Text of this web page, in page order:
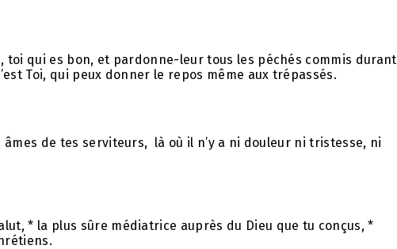
toi qui es bon, et pardonne-leur tous les péchés commis durant
Toi, qui peux donner le repos même aux trépassés.
âmes de tes serviteurs, là où il n’y a ni douleur ni tristesse, ni
* la plus sûre médiatrice auprès du Dieu que tu conçus, *